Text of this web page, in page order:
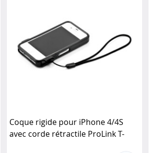
Coque rigide pour iPhone 4/4S
avec corde rétractile ProLink T-